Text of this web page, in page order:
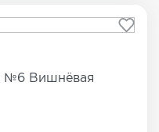
№6 Вишнёвая